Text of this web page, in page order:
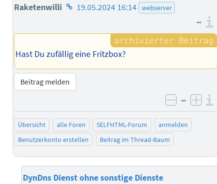
Raketenwilli Homepage
Autors
19.05.2024 16:14 webserver
–
Hast Du zufällig eine Fritzbox?
Beitrag melden
negativ
–
Übersicht alle Foren SELFHTML-Forum
anmelden
Benutzerkonto erstellen
Beitrag im Thread-Baum
DynDns Dienst ohne sonstige Dienste